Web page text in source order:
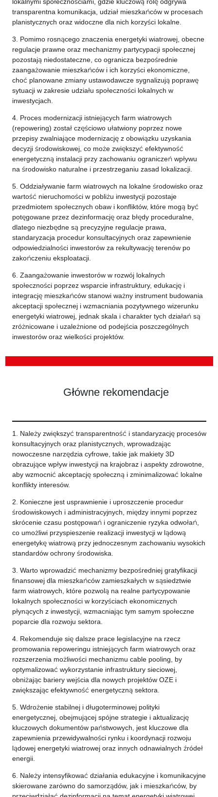
transparentna komunikacja, udział mieszkańców w procesach
planistycznych oraz widoczne dla nich korzyści lokalne.
3. Pomimo rosnącego znaczenia energetyki wiatrowej, obecne
regulacje prawne oraz mechanizmy partycypacji społecznej
pozostają niedostateczne, co ogranicza bezpośrednie
zaangażowanie mieszkańców i ich korzyści ekonomiczne,
choć planowane zmiany ustawodawcze sygnalizują poprawę
sytuacji w zakresie udziału społeczności lokalnych w
inwestycjach.
4. Proces modernizacji istniejących farm wiatrowych
(repowering) został częściowo ułatwiony poprzez nowe
przepisy zwalniające modernizację z obowiązku uzyskania
decyzji środowiskowej, co może zwiększyć efektywność
energetyczną instalacji przy zachowaniu ograniczeń wpływu
na środowisko naturalne i przestrzeganiu zasad lokalizacji.
5. Oddziaływanie farm wiatrowych na lokalne środowisko oraz
wartość nieruchomości w pobliżu inwestycji pozostaje
przedmiotem społecznych obaw i konfliktów, które mogą być
potęgowane przez dezinformację oraz błędy proceduralne,
dlatego niezbędne są precyzyjne regulacje prawa,
standaryzacja procedur konsultacyjnych oraz zapewnienie
odpowiedzialności inwestorów za rekultywację terenów po
zakończeniu eksploatacji.
6. Zaangażowanie inwestorów w rozwój lokalnych
społeczności poprzez wsparcie infrastruktury, edukację i
integrację mieszkańców stanowi ważny instrument budowania
akceptacji społecznej i wzmacniania pozytywnego wizerunku
energetyki wiatrowej, jednak skala i charakter tych działań są
zróżnicowane i uzależnione od podejścia poszczególnych
inwestorów oraz wielkości projektów.
Główne rekomendacje
1. Należy zwiększyć transparentność i standaryzację procesów
konsultacyjnych oraz planistycznych, wprowadzając
nowoczesne narzędzia cyfrowe, takie jak makiety 3D
obrazujące wpływ inwestycji na krajobraz i aspekty zdrowotne,
aby wzmocnić akceptację społeczną i zminimalizować lokalne
konflikty interesów.
2. Konieczne jest usprawnienie i uproszczenie procedur
środowiskowych i administracyjnych, między innymi poprzez
skrócenie czasu postępowań i ograniczenie ryzyka odwołań,
co umożliwi przyspieszenie realizacji inwestycji w lądową
energetykę wiatrową przy jednoczesnym zachowaniu wysokich
standardów ochrony środowiska.
3. Warto wprowadzić mechanizmy bezpośredniej gratyfikacji
finansowej dla mieszkańców zamieszkałych w sąsiedztwie
farm wiatrowych, które pozwolą na realne partycypowanie
lokalnych społeczności w korzyściach ekonomicznych
płynących z inwestycji, wzmacniając tym samym społeczne
poparcie dla rozwoju sektora.
4. Rekomenduje się dalsze prace legislacyjne na rzecz
promowania repoweringu istniejących farm wiatrowych oraz
rozszerzenia możliwości mechanizmu cable pooling, by
optymalizować wykorzystanie infrastruktury sieciowej,
obniżając bariery wejścia dla nowych projektów OZE i
zwiększając efektywność energetyczną sektora.
5. Wdrożenie stabilnej i długoterminowej polityki
energetycznej, obejmującej spójne strategie i aktualizację
kluczowych dokumentów państwowych, jest kluczowe dla
zapewnienia przewidywalności rynku i koordynacji rozwoju
lądowej energetyki wiatrowej oraz innych odnawialnych źródeł
energii.
6. Należy intensyfikować działania edukacyjne i komunikacyjne
skierowane zarówno do samorządów, jak i mieszkańców, by